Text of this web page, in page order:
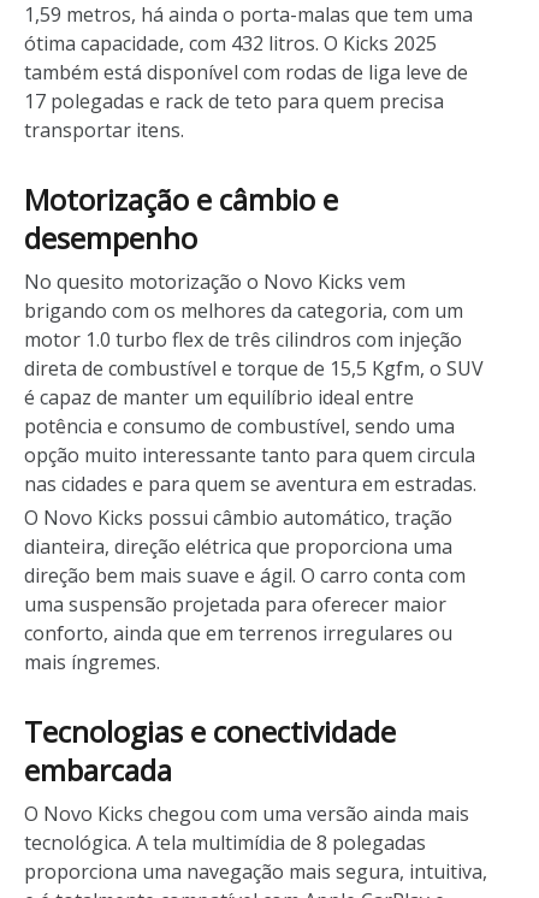
1,59 metros, há ainda o porta-malas que tem uma
ótima capacidade, com 432 litros. O Kicks 2025
também está disponível com rodas de liga leve de
17 polegadas e rack de teto para quem precisa
transportar itens.
Motorização e câmbio e
desempenho
No quesito motorização o Novo Kicks vem
brigando com os melhores da categoria, com um
motor 1.0 turbo flex de três cilindros com injeção
direta de combustível e torque de 15,5 Kgfm, o SUV
é capaz de manter um equilíbrio ideal entre
potência e consumo de combustível, sendo uma
opção muito interessante tanto para quem circula
nas cidades e para quem se aventura em estradas.
O Novo Kicks possui câmbio automático, tração
dianteira, direção elétrica que proporciona uma
direção bem mais suave e ágil. O carro conta com
uma suspensão projetada para oferecer maior
conforto, ainda que em terrenos irregulares ou
mais íngremes.
Tecnologias e conectividade
embarcada
O Novo Kicks chegou com uma versão ainda mais
tecnológica. A tela multimídia de 8 polegadas
proporciona uma navegação mais segura, intuitiva,